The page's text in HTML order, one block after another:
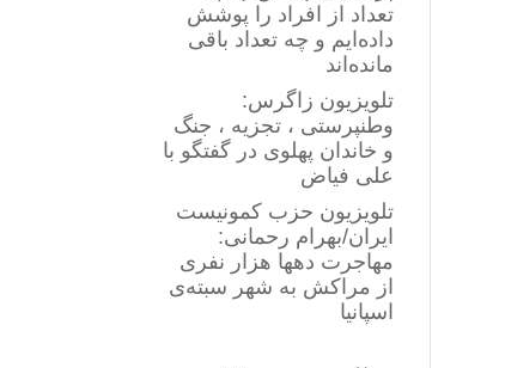
تعداد از افراد را پوشش
داده‌ایم و چه تعداد باقی
مانده‌اند
تلویزیون زاگرس:
وطنپرستی ، تجزیه ، جنگ
و خاندان پهلوی در گفتگو با
علی فیاض
تلویزیون حزب کمونیست
ایران/بهرام رحمانی:
مهاجرت دهها هزار نفری
از مراکش به شهر سبته‌ی
اسپانیا